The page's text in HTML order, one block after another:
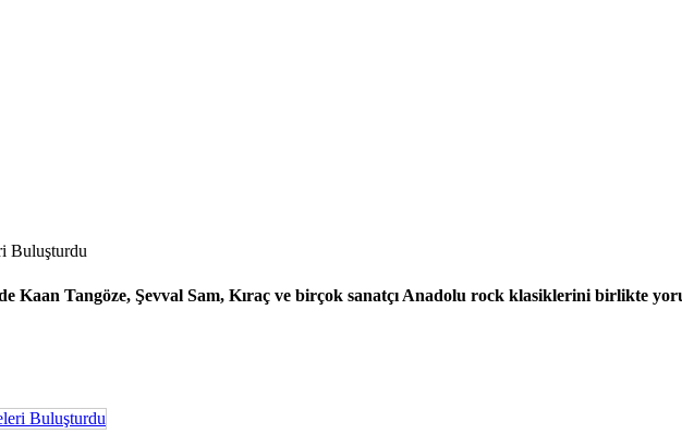
Buluşturdu
Kaan Tangöze, Şevval Sam, Kıraç ve birçok sanatçı Anadolu rock klasiklerini birlikte